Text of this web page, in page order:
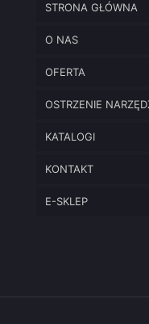
STRONA GŁÓWNA
O NAS
OFERTA
OSTRZENIE
KATALOGI
KONTAKT
E-SKLEP